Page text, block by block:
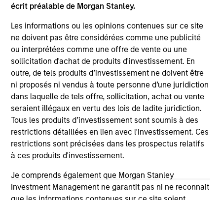
écrit préalable de Morgan Stanley.
Les informations ou les opinions contenues sur ce site
ne doivent pas être considérées comme une publicité
ou interprétées comme une offre de vente ou une
sollicitation d'achat de produits d'investissement. En
outre, de tels produits d’investissement ne doivent être
ni proposés ni vendus à toute personne d’une juridiction
dans laquelle de tels offre, sollicitation, achat ou vente
seraient illégaux en vertu des lois de ladite juridiction.
Tous les produits d’investissement sont soumis à des
restrictions détaillées en lien avec l'investissement. Ces
restrictions sont précisées dans les prospectus relatifs
à ces produits d'investissement.
Je comprends également que Morgan Stanley
Investment Management ne garantit pas ni ne reconnait
Morgan Stanley
Morgan Stanley Careers